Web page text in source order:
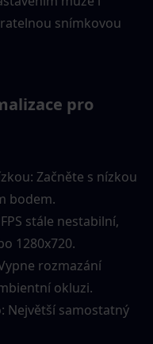
snímkovou
pro
Začněte s nízkou
bodem.
stále nestabilní,
1280x720.
rozmazání
okluzi.
Největší samostatný